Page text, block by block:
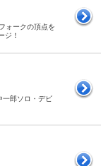
ォークの頂点を
ジ！
一郎ソロ・デビ